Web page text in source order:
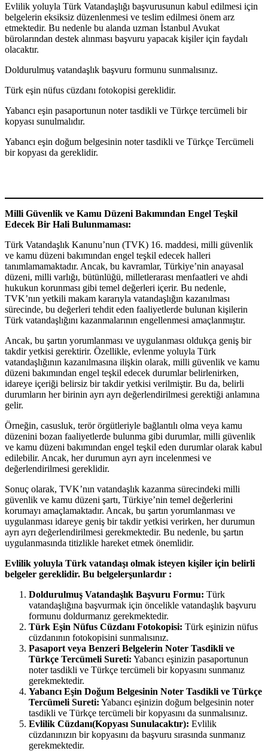
Evlilik yoluyla Türk Vatandaşlığı başvurusunun kabul edilmesi için
belgelerin eksiksiz düzenlenmesi ve teslim edilmesi önem arz
etmektedir. Bu nedenle bu alanda uzman İstanbul Avukat
bürolarından destek alınması başvuru yapacak kişiler için faydalı
olacaktır.
Doldurulmuş vatandaşlık başvuru formunu sunmalısınız.
Türk eşin nüfus cüzdanı fotokopisi gereklidir.
Yabancı eşin pasaportunun noter tasdikli ve Türkçe tercümeli bir
kopyası sunulmalıdır.
Yabancı eşin doğum belgesinin noter tasdikli ve Türkçe Tercümeli
bir kopyası da gereklidir.
Milli Güvenlik ve Kamu Düzeni Bakımından Engel Teşkil
Edecek Bir Hali Bulunmaması:
Türk Vatandaşlık Kanunu’nun (TVK) 16. maddesi, milli güvenlik
ve kamu düzeni bakımından engel teşkil edecek halleri
tanımlamamaktadır. Ancak, bu kavramlar, Türkiye’nin anayasal
düzeni, milli varlığı, bütünlüğü, milletlerarası menfaatleri ve ahdi
hukukun korunması gibi temel değerleri içerir. Bu nedenle,
TVK’nın yetkili makam kararıyla vatandaşlığın kazanılması
sürecinde, bu değerleri tehdit eden faaliyetlerde bulunan kişilerin
Türk vatandaşlığını kazanmalarının engellenmesi amaçlanmıştır.
Ancak, bu şartın yorumlanması ve uygulanması oldukça geniş bir
takdir yetkisi gerektirir. Özellikle, evlenme yoluyla Türk
vatandaşlığının kazanılmasına ilişkin olarak, milli güvenlik ve kamu
düzeni bakımından engel teşkil edecek durumlar belirlenirken,
idareye içeriği belirsiz bir takdir yetkisi verilmiştir. Bu da, belirli
durumların her birinin ayrı ayrı değerlendirilmesi gerektiği anlamına
gelir.
Örneğin, casusluk, terör örgütleriyle bağlantılı olma veya kamu
düzenini bozan faaliyetlerde bulunma gibi durumlar, milli güvenlik
ve kamu düzeni bakımından engel teşkil eden durumlar olarak kabul
edilebilir. Ancak, her durumun ayrı ayrı incelenmesi ve
değerlendirilmesi gereklidir.
Sonuç olarak, TVK’nın vatandaşlık kazanma sürecindeki milli
güvenlik ve kamu düzeni şartı, Türkiye’nin temel değerlerini
korumayı amaçlamaktadır. Ancak, bu şartın yorumlanması ve
uygulanması idareye geniş bir takdir yetkisi verirken, her durumun
ayrı ayrı değerlendirilmesi gerekmektedir. Bu nedenle, bu şartın
uygulanmasında titizlikle hareket etmek önemlidir.
Evlilik yoluyla Türk vatandaşı olmak isteyen kişiler için belirli
belgeler gereklidir. Bu belgelerşunlardır :
Doldurulmuş Vatandaşlık Başvuru Formu: Türk
vatandaşlığına başvurmak için öncelikle vatandaşlık başvuru
formunu doldurmanız gerekmektedir.
Türk Eşin Nüfus Cüzdanı Fotokopisi: Türk eşinizin nüfus
cüzdanının fotokopisini sunmalısınız.
Pasaport veya Benzeri Belgelerin Noter Tasdikli ve
Türkçe Tercümeli Sureti: Yabancı eşinizin pasaportunun
noter tasdikli ve Türkçe tercümeli bir kopyasını sunmanız
gerekmektedir.
Yabancı Eşin Doğum Belgesinin Noter Tasdikli ve Türkçe
Tercümeli Sureti: Yabancı eşinizin doğum belgesinin noter
tasdikli ve Türkçe tercümeli bir kopyasını da sunmalısınız.
Evlilik Cüzdanı(Kopyası Sunulacaktır): Evlilik
cüzdanınızın bir kopyasını da başvuru sırasında sunmanız
gerekmektedir.